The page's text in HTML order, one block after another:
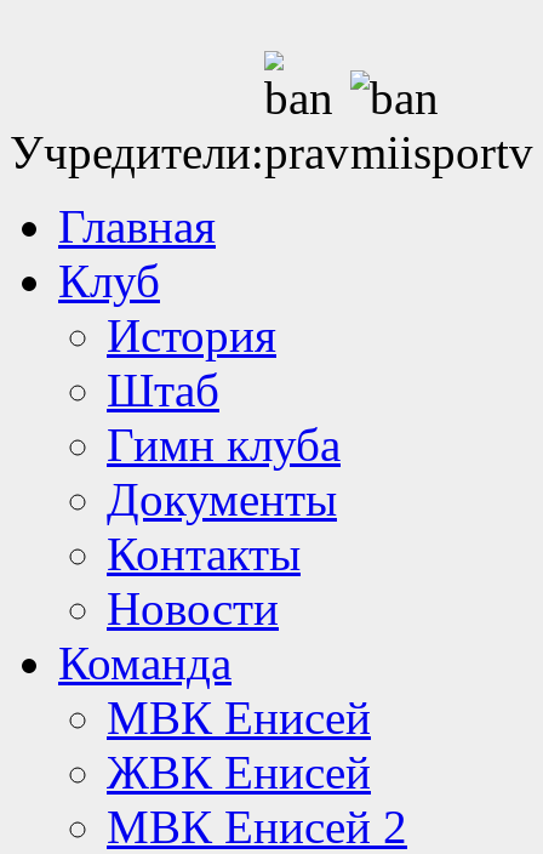
Учредители:
Главная
Клуб
История
Штаб
Гимн клуба
Документы
Контакты
Новости
Команда
МВК Енисей
ЖВК Енисей
МВК Енисей 2